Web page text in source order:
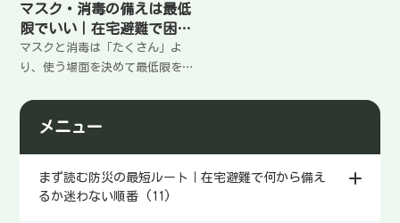
マスク・消毒の備えは最低
限でいい｜在宅避難で困ら
ないライン
マスクと消毒は「たくさん」よ
り、使う場面を決めて最低限を
要になる状況、備える量の考え
方、置き場所と使い方のコツを
メニュー
まず読む防災の最短ルート｜在宅避難で何から備え
るか迷わない順番 (11)